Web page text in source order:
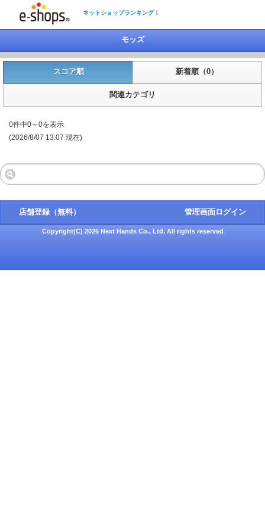
ネットショップランキング！
モッズ
スコア順 新着順（0）
関連カテゴリ
0件中0～0を表示
(2026/8/07 13:07 現在)
店舗登録（無料） 管理画面ログイン
Copyright(C) 2026 Next Hands Co., Ltd. All rights reserved